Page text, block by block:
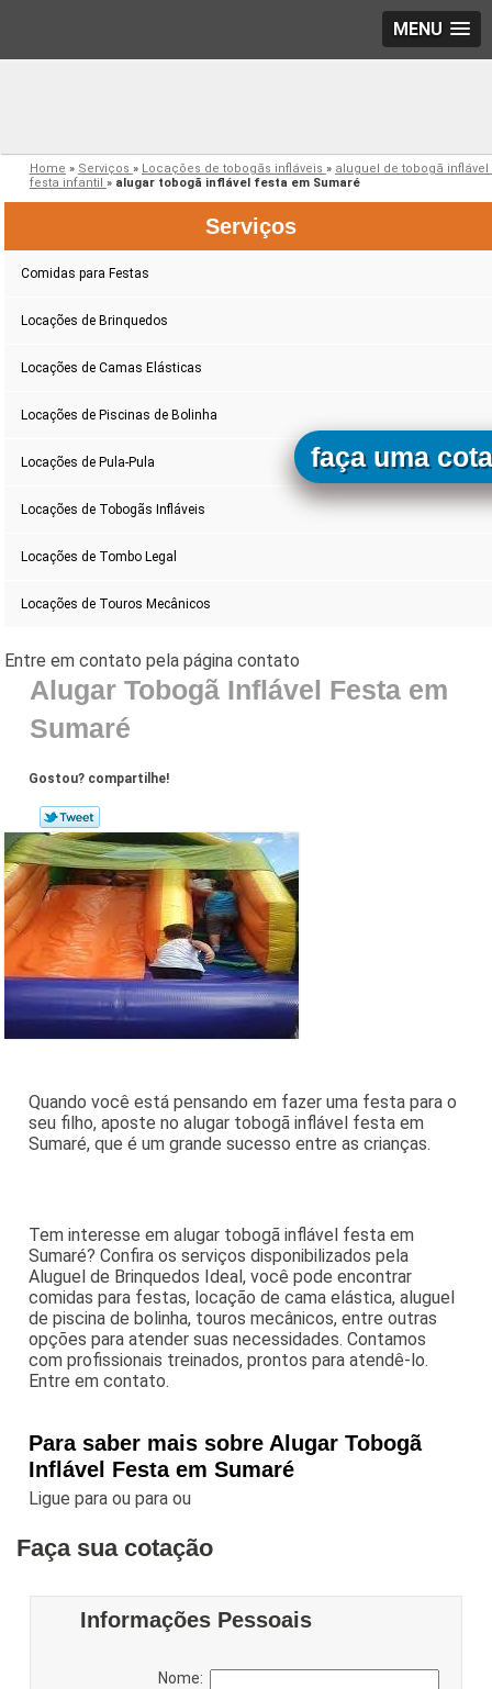
MENU
Home » Serviços » Locações de tobogãs infláveis » aluguel de tobogã inflável
festa infantil » alugar tobogã inflável festa em Sumaré
Serviços
Comidas para Festas
Locações de Brinquedos
Locações de Camas Elásticas
Locações de Piscinas de Bolinha
Locações de Pula-Pula
Locações de Tobogãs Infláveis
Locações de Tombo Legal
Locações de Touros Mecânicos
Alugar Tobogã Inflável Festa em
Sumaré
Gostou? compartilhe!
Quando você está pensando em fazer uma festa para o
seu filho, aposte no alugar tobogã inflável festa em
Sumaré, que é um grande sucesso entre as crianças.
Tem interesse em alugar tobogã inflável festa em
Sumaré? Confira os serviços disponibilizados pela
Aluguel de Brinquedos Ideal, você pode encontrar
comidas para festas, locação de cama elástica, aluguel
de piscina de bolinha, touros mecânicos, entre outras
opções para atender suas necessidades. Contamos
com profissionais treinados, prontos para atendê-lo.
Entre em contato.
Para saber mais sobre Alugar Tobogã
Inflável Festa em Sumaré
Ligue paraou paraou
faça uma
Faça sua cotação
Informações Pessoais
Nome: